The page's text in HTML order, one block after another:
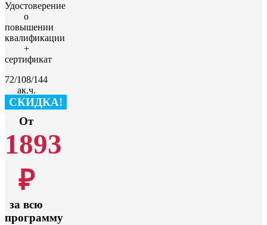
Удостоверение
о
повышении
квалификации
+
сертификат
72/108/144
ак.ч.
СКИДКА!
От
1893
₽
за всю
программу